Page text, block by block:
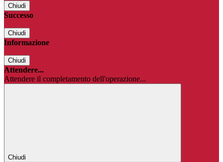
Chiudi
Successo
Chiudi
Informazione
Chiudi
Attendere...
Attendere il completamento dell'operazione...
Chiudi